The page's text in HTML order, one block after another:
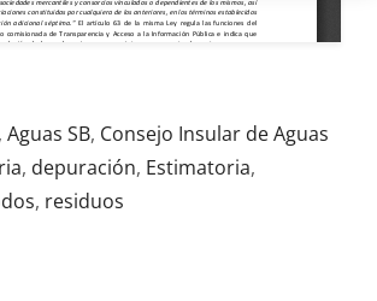
Aguas SB, Consejo Insular de Aguas
, depuración, Estimatoria,
, residuos